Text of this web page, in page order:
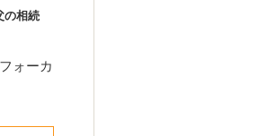
の相続
ォーカ